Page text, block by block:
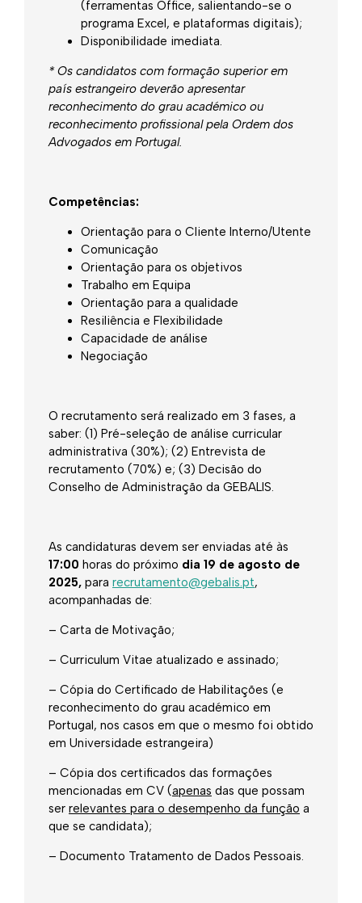
(ferramentas Office, salientando-se o
programa Excel, e plataformas digitais);
Disponibilidade imediata.
* Os candidatos com formação superior em
país estrangeiro deverão apresentar
reconhecimento do grau académico ou
reconhecimento profissional pela Ordem dos
Advogados em Portugal.
Competências:
Orientação para o Cliente Interno/Utente
Comunicação
Orientação para os objetivos
Trabalho em Equipa
Orientação para a qualidade
Resiliência e Flexibilidade
Capacidade de análise
Negociação
O recrutamento será realizado em 3 fases, a
saber: (1) Pré-seleção de análise curricular
administrativa (30%); (2) Entrevista de
recrutamento (70%) e; (3) Decisão do
Conselho de Administração da GEBALIS.
As candidaturas devem ser enviadas até às
17:00 horas do próximo dia 19 de agosto de
2025, para recrutamento@gebalis.pt,
acompanhadas de:
– Carta de Motivação;
– Curriculum Vitae atualizado e assinado;
– Cópia do Certificado de Habilitações (e
reconhecimento do grau académico em
Portugal, nos casos em que o mesmo foi obtido
em Universidade estrangeira)
– Cópia dos certificados das formações
mencionadas em CV (apenas das que possam
ser relevantes para o desempenho da função a
que se candidata);
– Documento Tratamento de Dados Pessoais.